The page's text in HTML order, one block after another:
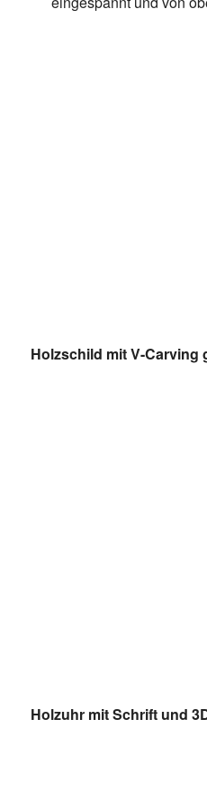
Holzschild mit V-Carving
Holzuhr mit Schrift und